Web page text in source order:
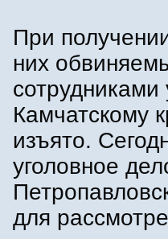
При
них
Камчатскому
изъято.
уголовное
для